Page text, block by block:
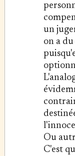
un
on a
Ou
C'est